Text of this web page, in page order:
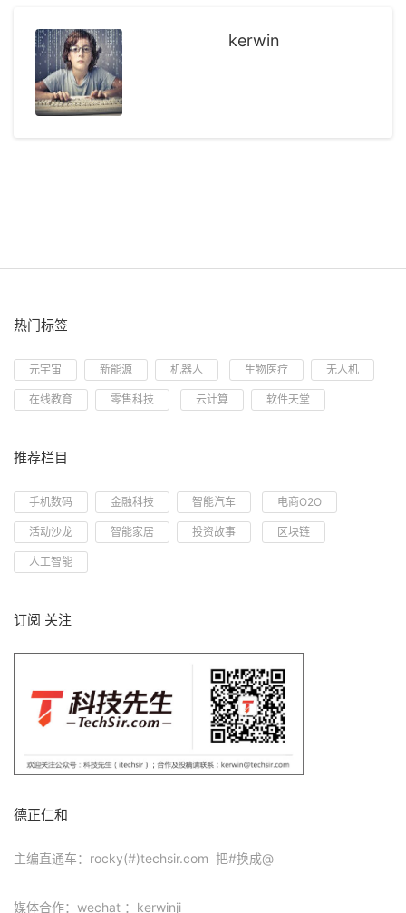
kerwin
热门标签
元宇宙 新能源 机器人 生物医疗 无人机
在线教育 零售科技 云计算 软件天堂
推荐栏目
手机数码 金融科技 智能汽车 电商O2O
活动沙龙 智能家居 投资故事 区块链
人工智能
订阅 关注
德正仁和
主编直通车：rocky(#)techsir.com 把#换成@
媒体合作：wechat ：kerwinji